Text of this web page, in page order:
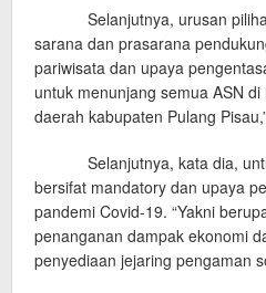
Selanjutnya, urusan
sarana dan prasarana
pariwisata dan upaya
untuk menunjang semua ASN
daerah kabupaten Pulang
Selanjutnya, kata dia,
bersifat mandatory dan upaya
pandemi Covid-19. “Yakni
penanganan dampak ekonomi
penyediaan jejaring pengaman